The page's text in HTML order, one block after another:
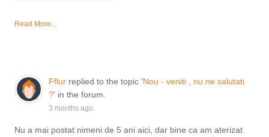
Read More...
Fflurreplied to the topic 'Nou - veniti , nu ne salutati
?' in the forum.
3 months ago
Nu a mai postat nimeni de 5 ani aici, dar bine ca am aterizat